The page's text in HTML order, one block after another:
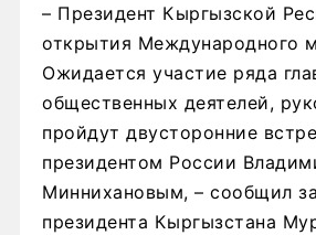
– Президент Кыргызской
открытия Международного
Ожидается участие ряда
общественных деятелей,
пройдут двусторонние
президентом России
Миннихановым, – сообщил
президента Кыргызстана